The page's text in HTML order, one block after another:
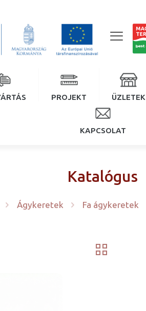
PROJEKT ÜZLETEK
KAPCSOLAT
Katalógus
Ágykeretek Fa ágykeretek